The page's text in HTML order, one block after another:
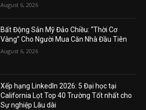
August 6, 2026
Bất Động Sản Mỹ Đảo Chiều: “Thời Cơ
Vàng” Cho Người Mua Căn Nhà Đầu Tiên
August 6, 2026
Xếp hạng LinkedIn 2026: 5 Đại học tại
California Lọt Top 40 Trường Tốt nhất cho
Sự nghiệp Lâu dài